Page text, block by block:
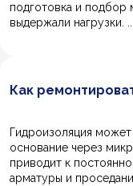
подготовка и подбор
выдержали нагрузки. ...
Как
Гидроизоляция может
основание через
приводит к
арматуры и